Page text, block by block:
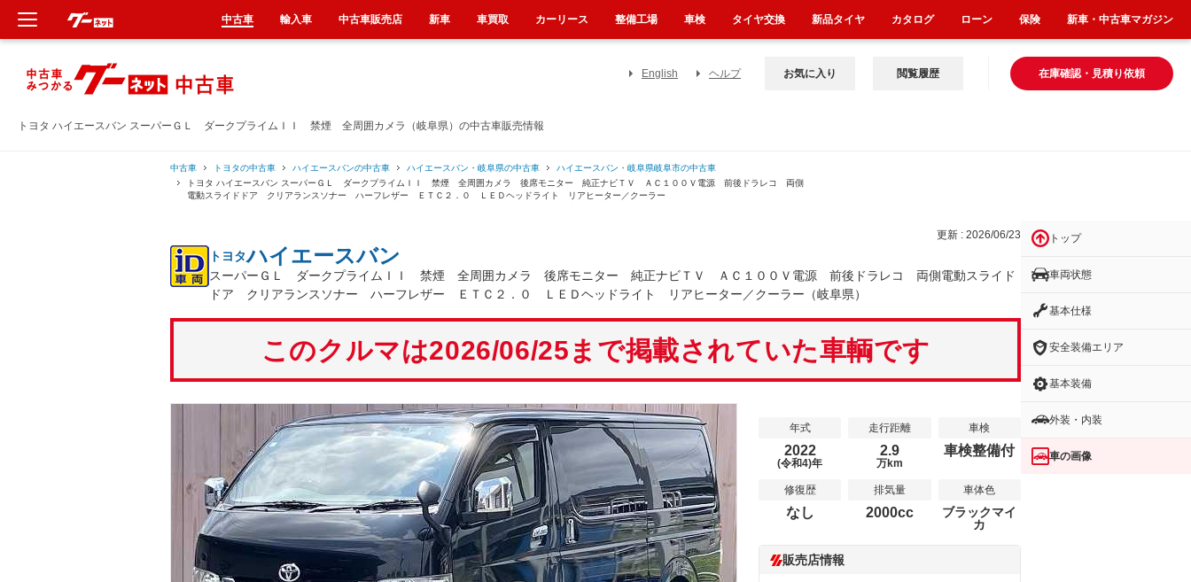
トヨタ ハイエースバン スーパーＧＬ ダークプライムＩＩ 禁煙 全周囲カメラ（岐阜県）の中古車販売情報
English ヘルプ 在庫確認・見積り依頼
お気に入り 閲覧履歴
中古車 トヨタの中古車 ハイエースバンの中古車 ハイエースバン・岐阜県の中古車
ハイエースバン・岐阜県岐阜市の中古車
トヨタ ハイエースバン スーパーＧＬ ダークプライムＩＩ 禁煙 全周囲カメラ 後席モニター 純正ナビＴＶ ＡＣ１００Ｖ電源 前後ドラレコ 両側
電動スライドドア クリアランスソナー ハーフレザー ＥＴＣ２．０ ＬＥＤヘッドライト リアヒーター／クーラー
更新 : 2026/06/23
トヨタハイエースバン
スーパーＧＬ ダークプライムＩＩ 禁煙 全周囲カメラ 後席モニター 純正ナビＴＶ ＡＣ１００Ｖ電源 前後ドラレコ 両側電動スライド
ドア クリアランスソナー ハーフレザー ＥＴＣ２．０ ＬＥＤヘッドライト リアヒーター／クーラー（岐阜県）
このクルマは2026/06/25まで掲載されていた車輌です
年式
2022
(令和4)年
走行距離
2.9
万km
車検
車検整備付
修復歴
なし
排気量
2000cc
車体色
ブラックマイ
カ
販売店情報
トップ
車両状態
基本仕様
安全装備エリア
基本装備
外装・内装
車の画像
中古車 輸入車 中古車販売店 新車 車買取 カーリース 整備工場 車検 タイヤ交換 新品タイヤ カタログ ローン 保険 新車・中古車マガジン
新車
中古車